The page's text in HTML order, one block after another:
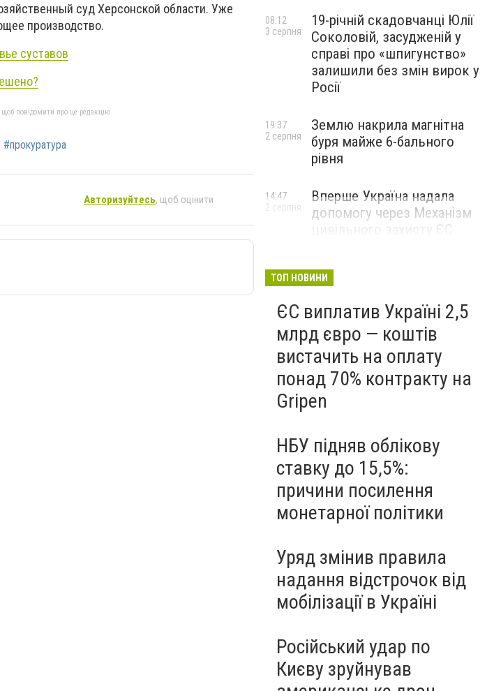
суд Херсонской области. Уже
производство.
суставов
повідомити про це редакцію
#прокуратура
Авторизуйтесь, щоб оцінити
19-річній скадовчанці Юлії
Соколовій, засудженій у
справі про «шпигунство»
залишили без змін вирок у
Росії
08:12
3 серпня
Землю накрила магнітна
буря майже 6-бального
рівня
19:37
2 серпня
Вперше Україна надала
допомогу через Механізм
цивільного захисту ЄС
14:47
2 серпня
ТОП НОВИНИ
ЄС виплатив Україні 2,5
млрд євро — коштів
вистачить на оплату
понад 70% контракту на
Gripen
НБУ підняв облікову
ставку до 15,5%:
причини посилення
монетарної політики
Уряд змінив правила
надання відстрочок від
мобілізації в Україні
Російський удар по
Києву зруйнував